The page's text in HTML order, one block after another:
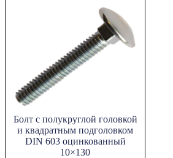
Болт с полукруглой головкой
и квадратным подголовком
DIN 603 оцинкованный
10×130